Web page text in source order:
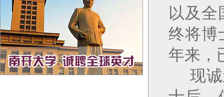
以及 全
终将博
年来，
现